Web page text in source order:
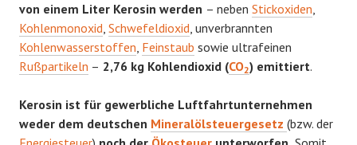
von einem Liter Kerosin werden – neben Stickoxiden
Kohlenmonoxid Schwefeldioxid , unverbrannten
Kohlenwasserstoffen Feinstaub sowie ultrafeinen
Rußpartikeln – 2,76 kg Kohlendioxid (CO2) emittiert.
Kerosin ist für gewerbliche Luftfahrtunternehmen
weder dem deutschen Mineralölsteuergesetz (bzw. der